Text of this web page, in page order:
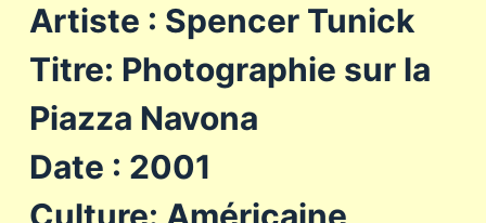
Artiste : Spencer Tunick
Titre: Photographie sur la
Piazza Navona
Date : 2001